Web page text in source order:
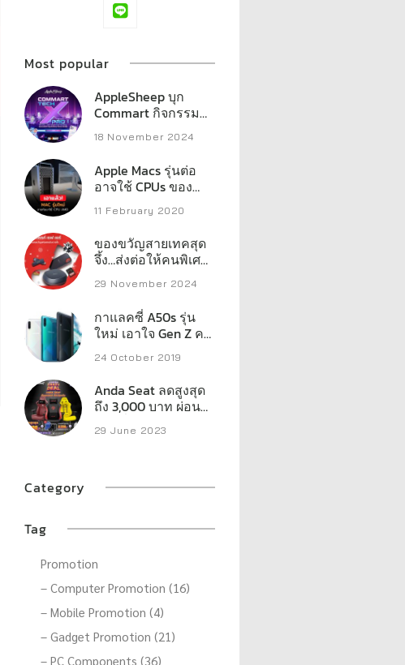
Most popular
AppleSheep บุก
Commart กิจกรรม
มากมาย พร้อมรวม
ของแจกหลักหมื่น
18 November 2024
Apple Macs รุ่นต่อ
อาจใช้ CPUs ของ
11 February 2020
ของขวัญสายเทคสุด
จึ้ง…ส่งต่อให้คนพิเศษ
ในลิสต์คุณ เวสเทิร์น
ดิจิตอล เปิดลิสต์
สตอเรจประสิทธิภาพ
สูงที่พร้อมเสริ์ฟทุก
ความต้องการของครี
เอเตอร์ เกมเมอร์ และ
29 November 2024
กาแลคซี่ A50s รุ่น
ใหม่ เอาใจ Gen Z คน
24 October 2019
Anda Seat ลดสูงสุด
ถึง 3,000 บาท ผ่อน
จ่ายเริ่มต้น 499 บาท
ต่อเดือน
29 June 2023
Category
Tag
Promotion
– Computer Promotion (16)
– Mobile Promotion (4)
– Gadget Promotion (21)
– PC Components (36)